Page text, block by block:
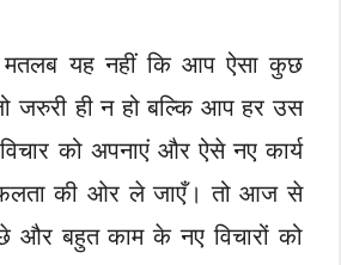
मतलब यह नहीं कि आप ऐसा कुछ
जरुरी ही न हो बल्कि आप हर उस
को अपनाएं और ऐसे नए कार्य
की ओर ले जाएँ। तो आज से
और बहुत काम के नए विचारों को